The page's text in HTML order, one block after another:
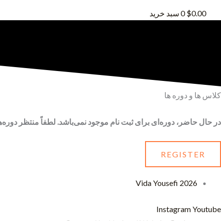
$0.00
0 سبد خرید
کلاس ها و دوره ها
در حال حاضر، دوره‌ای برای ثبت‌ نام موجود نمی‌باشد. لطفاً منتظر
REGISTER
2026 Vida Yousefi
InstagramYoutube